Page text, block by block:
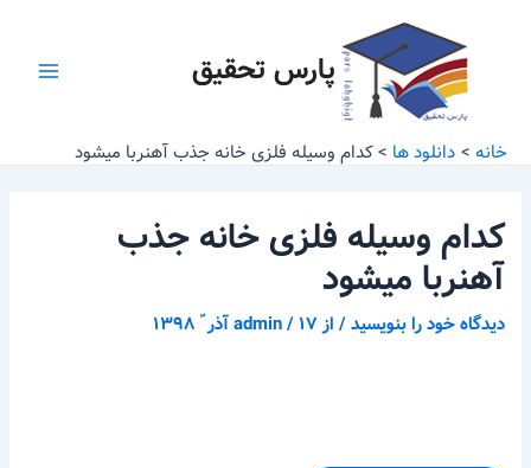
پارس تحقیق
خانه دانلود ها کدام وسیله فلزی خانه جذب آهنربا میشود
کدام وسیله فلزی خانه جذب
آهنربا میشود
دیدگاه‌ خود را بنویسید / از admin/۱۷ آذر ّ ۱۳۹۸